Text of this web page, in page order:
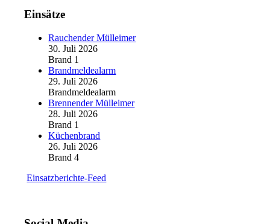
Einsätze
Rauchender Mülleimer
30. Juli 2026
Brand 1
Brandmeldealarm
29. Juli 2026
Brandmeldealarm
Brennender Mülleimer
28. Juli 2026
Brand 1
Küchenbrand
26. Juli 2026
Brand 4
Einsatzberichte-Feed